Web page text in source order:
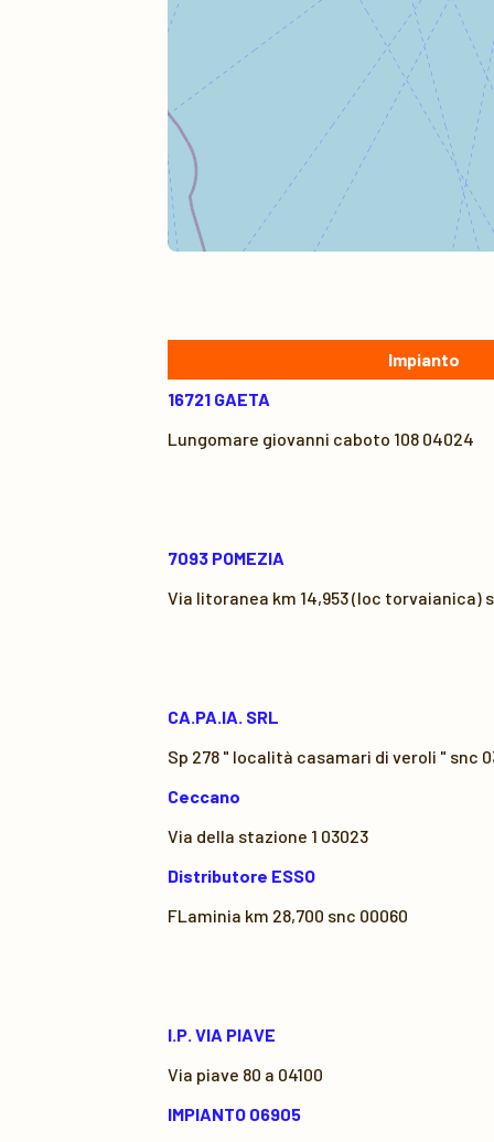
Impianto
16721 GAETA
Lungomare giovanni caboto 108 04024
7093 POMEZIA
Via litoranea km 14,953 (loc torvaianica)
CA.PA.IA. SRL
Sp 278 " località casamari di veroli " snc
Ceccano
Via della stazione 1 03023
Distributore ESSO
FLaminia km 28,700 snc 00060
I.P. VIA PIAVE
Via piave 80 a 04100
IMPIANTO 06905